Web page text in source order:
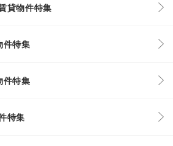
貸物件特集
件特集
件特集
特集